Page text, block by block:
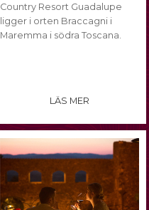
Country Resort Guadalupe
ligger i orten Braccagni i
Maremma i södra Toscana.
LÄS MER